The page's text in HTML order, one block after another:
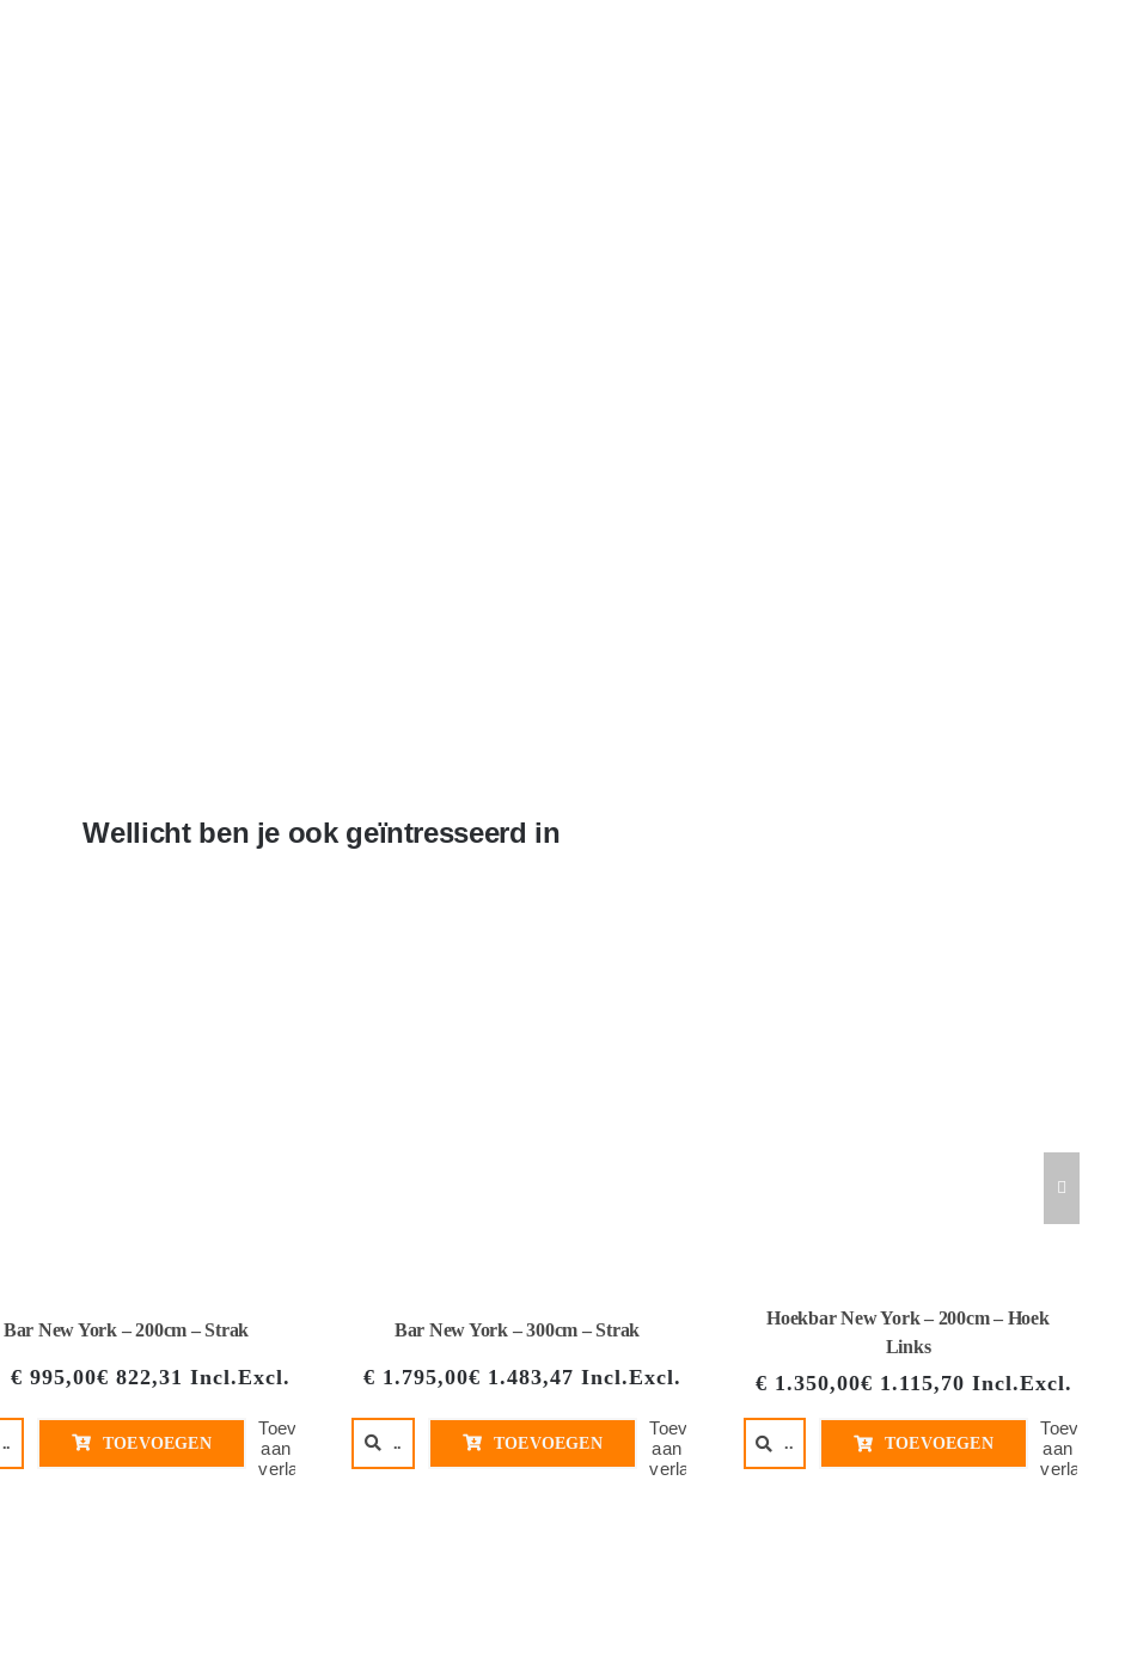
Wellicht ben je ook geïntresseerd in
Bar New York – 200cm – Strak
€ 995,00€ 822,31 Incl.Excl.
.. TOEVOEGEN
Toevoegen
aan
verlanglijst
Bar New York – 300cm – Strak
€ 1.795,00€ 1.483,47 Incl.Excl.
.. TOEVOEGEN
Toevoegen
aan
verlanglijst
Hoekbar New York – 200cm – Hoek
Links
€ 1.350,00€ 1.115,70 Incl.Excl.
.. TOEVOEGEN
aan